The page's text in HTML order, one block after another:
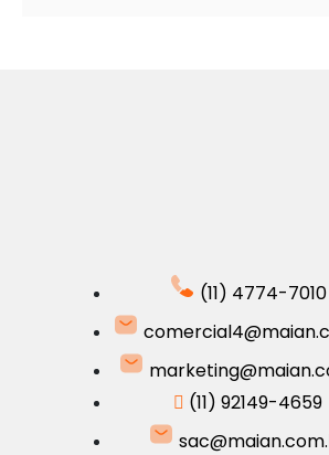
(11) 4774-7010
(11) 92149-4659